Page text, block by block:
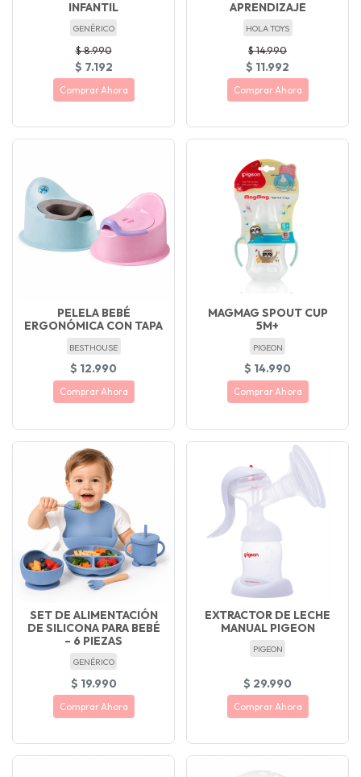
INFANTIL
GENÉRICO
$ 8.990
$ 7.192
Comprar Ahora
APRENDIZAJE
HOLA TOYS
$ 14.990
$ 11.992
Comprar Ahora
PELELA BEBÉ
ERGONÓMICA CON TAPA
BESTHOUSE
$ 12.990
Comprar Ahora
MAGMAG SPOUT CUP
5M+
PIGEON
$ 14.990
Comprar Ahora
SET DE ALIMENTACIÓN
DE SILICONA PARA BEBÉ
– 6 PIEZAS
GENÉRICO
$ 19.990
Comprar Ahora
EXTRACTOR DE LECHE
MANUAL PIGEON
PIGEON
$ 29.990
Comprar Ahora